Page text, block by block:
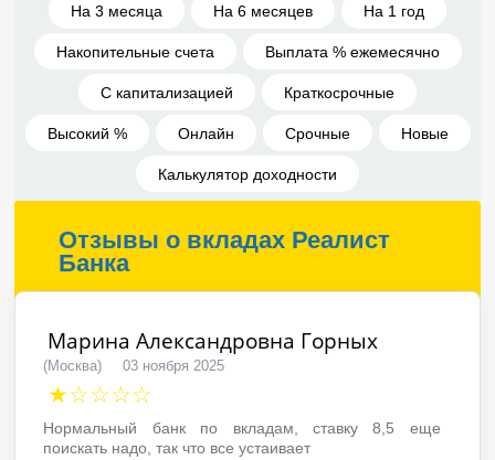
На 3 месяца На 6 месяцев На 1 год
Накопительные счета Выплата % ежемесячно
С капитализацией Краткосрочные
Высокий % Онлайн Срочные Новые
Калькулятор доходности
Отзывы о вкладах Реалист
Банка
Марина Александровна Горных
(Москва) 03 ноября 2025
★☆☆☆☆
Нормальный банк по вкладам, ставку 8,5 еще
поискать надо, так что все устаивает